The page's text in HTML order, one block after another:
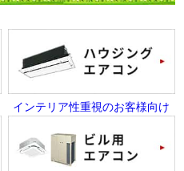
インテリア性重視のお客様向け